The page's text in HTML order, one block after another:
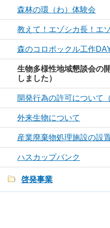
森林の環（わ）体験会
教えて！エゾシカ長！エ
森のコロポックル工作
生物多様性地域懇談会の
しました）
開発行為の許可について
外来生物について
産業廃棄物処理施設の設
ハスカップバンク
啓発事業